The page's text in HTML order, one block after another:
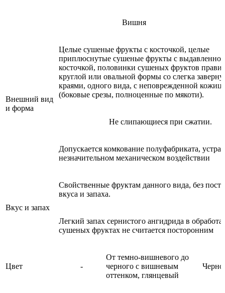
Вишня
Внешний вид
и форма
Целые сушеные фрукты с косточкой, целые
приплюснутые сушеные фрукты с выдавленной
косточкой, половинки сушеных фруктов
круглой или овальной формы со слегка
краями, одного вида, с неповрежденной
(боковые срезы, полноценные по мякоти).
Не слипающиеся при сжатии.
Допускается комкование полуфабриката,
незначительном механическом воздействии
Вкус и запах
Свойственные фруктам данного вида, без
вкуса и запаха.
Легкий запах сернистого ангидрида в
сушеных фруктах не считается посторонним
Цвет -
От темно-вишневого до
черного с вишневым
оттенком, глянцевый